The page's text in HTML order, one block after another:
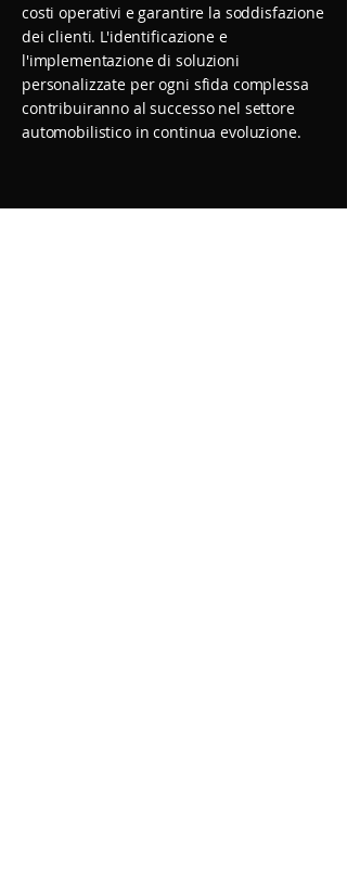
costi operativi e garantire la soddisfazione
dei clienti. L'identificazione e
l'implementazione di soluzioni
personalizzate per ogni sfida complessa
contribuiranno al successo nel settore
automobilistico in continua evoluzione.